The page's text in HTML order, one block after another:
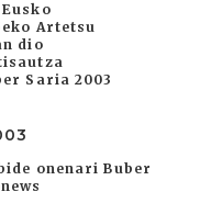
Artetsu
dio
Saria 2003
onenari Buber